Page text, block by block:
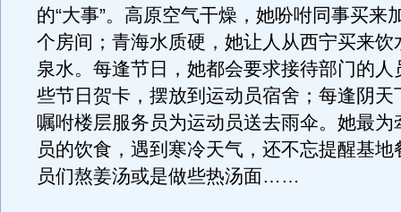
的“大事”。高原空气干燥，她吩咐同事买来
个房间；青海水质硬，她让人从西宁买来饮
泉水。每逢节日，她都会要求接待部门的人
些节日贺卡，摆放到运动员宿舍；每逢阴天
嘱咐楼层服务员为运动员送去雨伞。她最为
员的饮食，遇到寒冷天气，还不忘提醒基地
员们熬姜汤或是做些热汤面……